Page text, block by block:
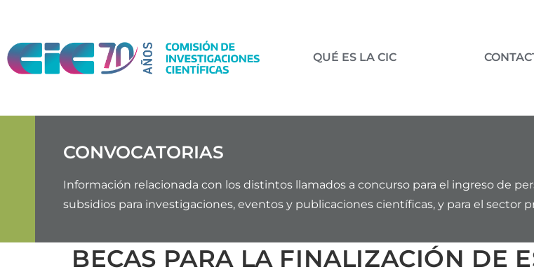
QUÉ ES LA CIC
CONVOCATORIAS
Información relacionada con los distintos llamados a concurso para el ingreso de
subsidios para investigaciones, eventos y publicaciones científicas, y para el sector
BECAS PARA LA FINALIZACIÓN DE